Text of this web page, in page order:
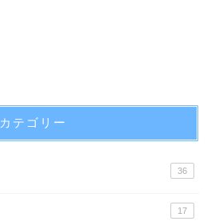
カテゴリー
36
17